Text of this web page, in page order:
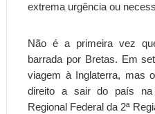
extrema urgência ou
Não é a primeira vez
barrada por Bretas. Em
viagem à Inglaterra, mas
direito a sair do país na
Regional Federal da 2ª